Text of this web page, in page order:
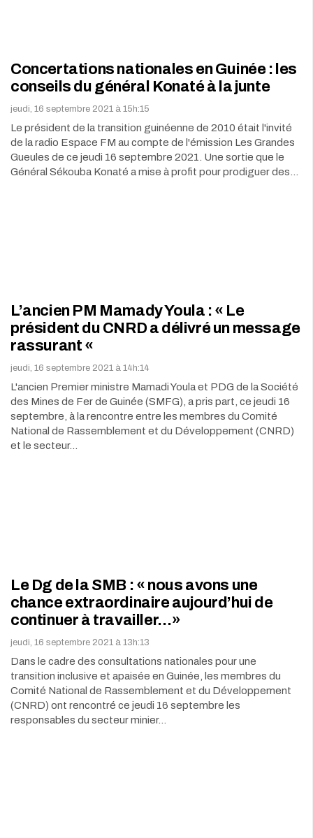
Concertations nationales en Guinée : les
conseils du général Konaté à la junte
jeudi, 16 septembre 2021 à 15h:15
Le président de la transition guinéenne de 2010 était l'invité
de la radio Espace FM au compte de l'émission Les Grandes
Gueules de ce jeudi 16 septembre 2021. Une sortie que le
Général Sékouba Konaté a mise à profit pour prodiguer des…
L’ancien PM Mamady Youla : « Le
président du CNRD a délivré un message
rassurant «
jeudi, 16 septembre 2021 à 14h:14
L'ancien Premier ministre Mamadi Youla et PDG de la Société
des Mines de Fer de Guinée (SMFG), a pris part, ce jeudi 16
septembre, à la rencontre entre les membres du Comité
National de Rassemblement et du Développement (CNRD)
et le secteur…
Le Dg de la SMB : « nous avons une
chance extraordinaire aujourd’hui de
continuer à travailler…»
jeudi, 16 septembre 2021 à 13h:13
Dans le cadre des consultations nationales pour une
transition inclusive et apaisée en Guinée, les membres du
Comité National de Rassemblement et du Développement
(CNRD) ont rencontré ce jeudi 16 septembre les
responsables du secteur minier…